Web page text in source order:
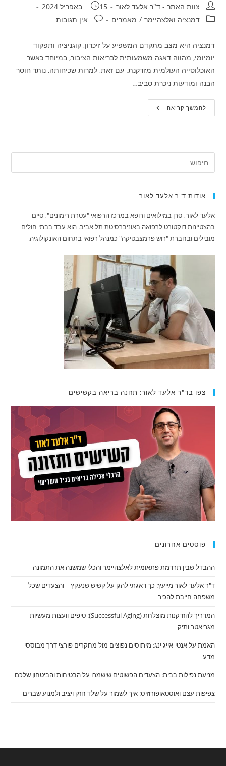
מחבר:צוות האתר - ד"ר אלעד לאור פורסם:
15 באפריל 2024
קטגוריה:דמנציה ואלצהיימר / מאמרים תגובות:אין תגובות
דמנציה היא מצב מתקדם המשפיע על זיכרון, קוגניציה ותפקוד
יומיומי, מהווה דאגה משמעותית לבריאות הציבור, במיוחד כאשר
האוכלוסייה העולמית מזדקנת. עם זאת, למרות שכיחותה, נותר חוסר
הבנה ומודעות ניכרת סביב…
להמשך קריאהדמנציה:
פיזור
אודות ד"ר אלעד לאור
אלעד לאור, סרן במילואים ורופא במרכז הרפואי "עטרת רימונים", סיים
בהצטיינות דוקטורט לרפואה באוניברסיטת תל אביב. הוא עבד בבתי חולים
מובילים ובחברת "רוש פרמצבטיקה" כמנהל רפואי בתחום האונקולוגיה.
צפו בד"ר אלעד לאור: תזונה בריאה בקשישים
פוסטים אחרונים
ההבדל שבין תרדמת פתאומית לאלצהיימר והכלי שמשנה את התמונה
ד"ר אלעד לאור מייעץ: כך דאגתי להגן על קשיש שנעקץ – והצעדים שכל
משפחה חייבת להכיר
המדריך להזדקנות מוצלחת (Successful Aging): טיפים וועצות מעשיות
מגריאטר ותיק
האמת על אנטי-אייג'ינג: מיתוסים נפוצים מול מחקרים פורצי דרך מבוססי
מדע
מניעת נפילות בבית: הצעדים הפשוטים שישמרו על הבטיחות והביטחון שלכם
צפיפות עצם ואוסטאופורוזיס: איך לשמור על שלד חזק ויציב ולמנוע שברים